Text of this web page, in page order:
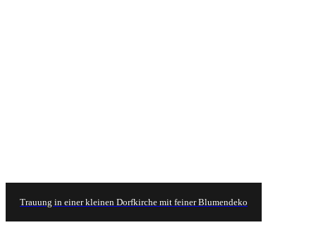
Trauung in einer kleinen Dorfkirche mit feiner Blumendeko